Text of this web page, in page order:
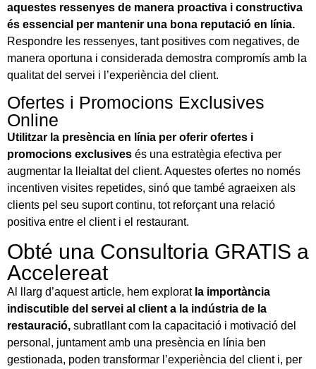
aquestes ressenyes de manera proactiva i constructiva
és essencial per mantenir una bona reputació en línia.
Respondre les ressenyes, tant positives com negatives, de
manera oportuna i considerada demostra compromís amb la
qualitat del servei i l’experiència del client.
Ofertes i Promocions Exclusives
Online
Utilitzar la presència en línia per oferir ofertes i
promocions exclusives és una estratègia efectiva per
augmentar la lleialtat del client. Aquestes ofertes no només
incentiven visites repetides, sinó que també agraeixen als
clients pel seu suport continu, tot reforçant una relació
positiva entre el client i el restaurant.
Obté una Consultoria GRATIS a
Accelereat
Al llarg d’aquest article, hem explorat la importància
indiscutible del servei al client a la indústria de la
restauració, subratllant com la capacitació i motivació del
personal, juntament amb una presència en línia ben
gestionada, poden transformar l’experiència del client i, per